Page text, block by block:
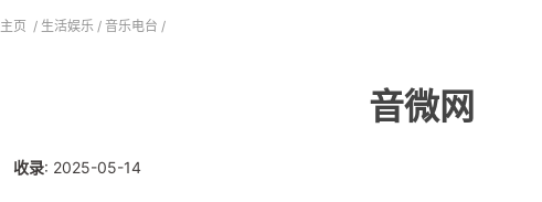
主页 / 生活娱乐 / 音乐电台 /
音微网
收录: 2025-05-14